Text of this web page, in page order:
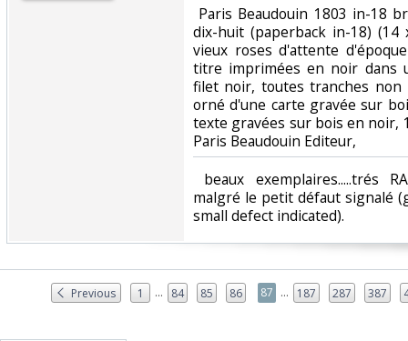
Paris Beaudouin 1803 in-18
dix-huit (paperback in-18)
vieux roses d'attente
titre imprimées en noir dans
filet noir, toutes tranches non
orné d'une carte gravée sur
texte gravées sur bois en noir,
Paris Beaudouin Editeur,‎
beaux exemplaires.....trés
malgré le petit défaut signalé
small defect indicated). ‎
Previous 1 ... 84 85 86 87 ... 187 287 387